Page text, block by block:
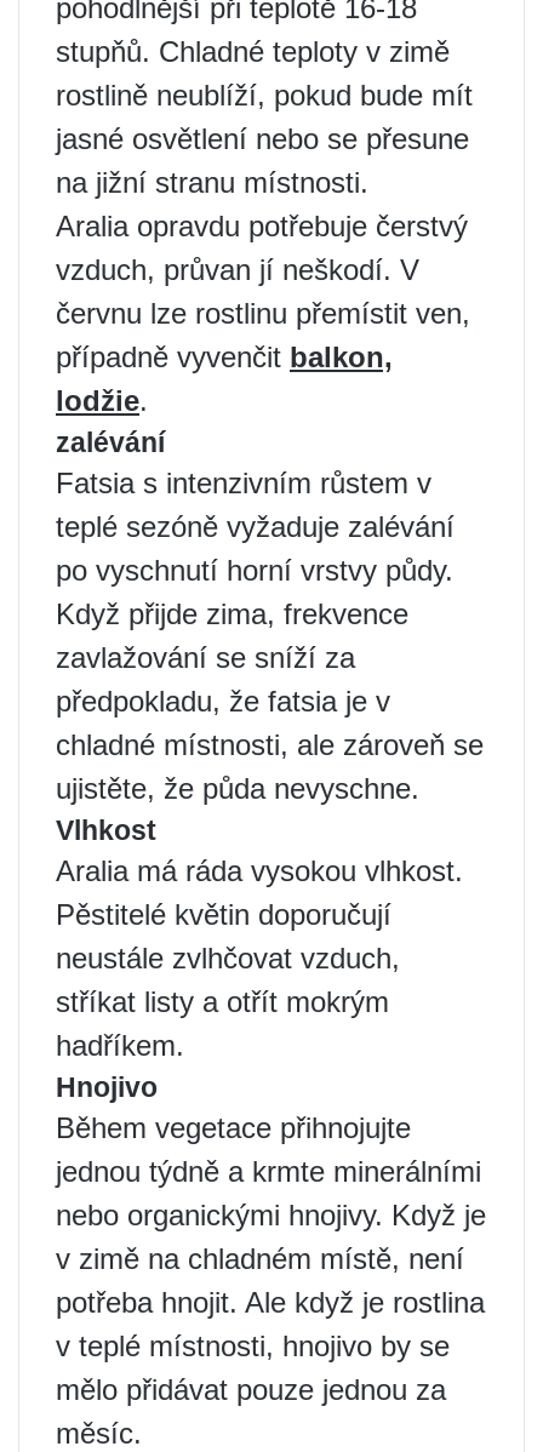
pohodlnější při teplotě 16-18
stupňů. Chladné teploty v zimě
rostlině neublíží, pokud bude mít
jasné osvětlení nebo se přesune
na jižní stranu místnosti.
Aralia opravdu potřebuje čerstvý
vzduch, průvan jí neškodí. V
červnu lze rostlinu přemístit ven,
případně vyvenčit balkon,
lodžie.
zalévání
Fatsia s intenzivním růstem v
teplé sezóně vyžaduje zalévání
po vyschnutí horní vrstvy půdy.
Když přijde zima, frekvence
zavlažování se sníží za
předpokladu, že fatsia je v
chladné místnosti, ale zároveň se
ujistěte, že půda nevyschne.
Vlhkost
Aralia má ráda vysokou vlhkost.
Pěstitelé květin doporučují
neustále zvlhčovat vzduch,
stříkat listy a otřít mokrým
hadříkem.
Hnojivo
Během vegetace přihnojujte
jednou týdně a krmte minerálními
nebo organickými hnojivy. Když je
v zimě na chladném místě, není
potřeba hnojit. Ale když je rostlina
v teplé místnosti, hnojivo by se
mělo přidávat pouze jednou za
měsíc.